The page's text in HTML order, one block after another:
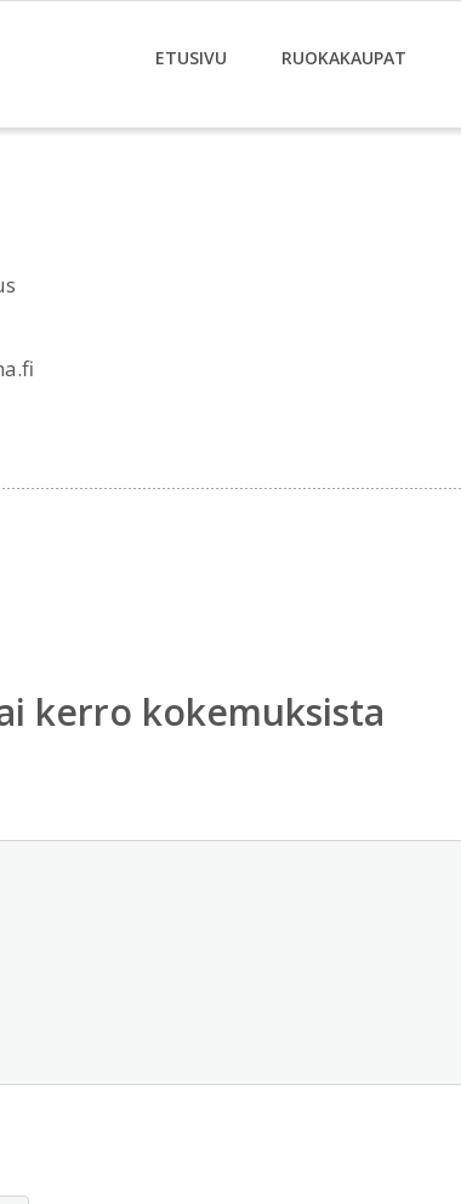
ETUSIVU RUOKAKAUPAT
kerro kokemuksista